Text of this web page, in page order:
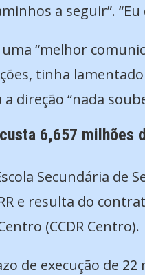
a seguir”.
“melhor
tinha
direção “nada
6,657 milhões
Secundária
e resulta do
(CCDR Centro).
de execução de